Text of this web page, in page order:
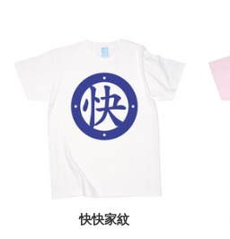
快快家紋